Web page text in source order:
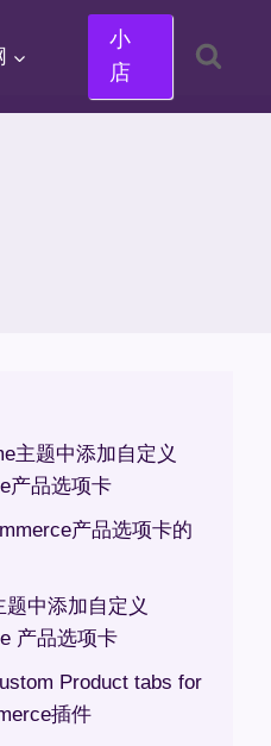
小
店
主题中添加自定义
产品选项卡
产品选项卡的
中添加自定义
产品选项卡
Product tabs for
插件